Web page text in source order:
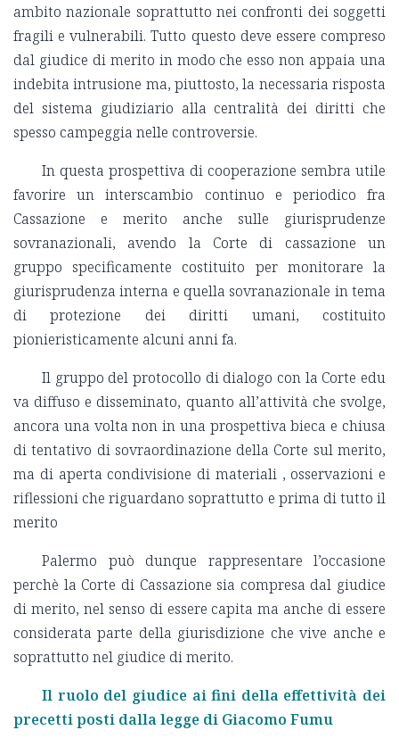
ambito nazionale soprattutto nei confronti dei soggetti
fragili e vulnerabili. Tutto questo deve essere compreso
dal giudice di merito in modo che esso non appaia una
indebita intrusione ma, piuttosto, la necessaria risposta
del sistema giudiziario alla centralità dei diritti che
spesso campeggia nelle controversie.
In questa prospettiva di cooperazione sembra utile
favorire un interscambio continuo e periodico fra
Cassazione e merito anche sulle giurisprudenze
sovranazionali, avendo la Corte di cassazione un
gruppo specificamente costituito per monitorare la
giurisprudenza interna e quella sovranazionale in tema
di protezione dei diritti umani, costituito
pionieristicamente alcuni anni fa.
Il gruppo del protocollo di dialogo con la Corte edu
va diffuso e disseminato, quanto all’attività che svolge,
ancora una volta non in una prospettiva bieca e chiusa
di tentativo di sovraordinazione della Corte sul merito,
ma di aperta condivisione di materiali , osservazioni e
riflessioni che riguardano soprattutto e prima di tutto il
merito
Palermo può dunque rappresentare l’occasione
perchè la Corte di Cassazione sia compresa dal giudice
di merito, nel senso di essere capita ma anche di essere
considerata parte della giurisdizione che vive anche e
soprattutto nel giudice di merito.
Il ruolo del giudice ai fini della effettività dei
precetti posti dalla legge di Giacomo Fumu